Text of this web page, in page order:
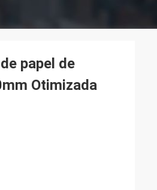
papel de
Otimizada